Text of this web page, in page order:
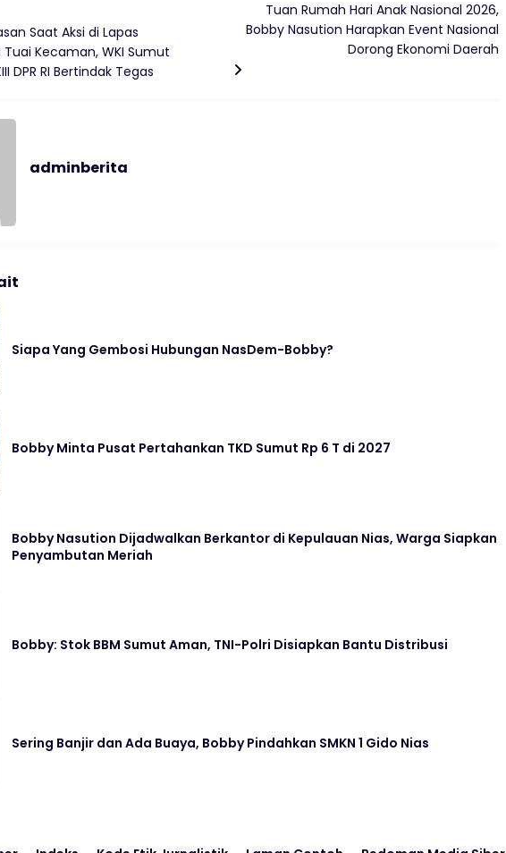
Saat Aksi di Lapas
Kecaman, WKI Sumut
DPR RI Bertindak Tegas
Tuan Rumah Hari Anak Nasional 2026,
Bobby Nasution Harapkan Event Nasional
Dorong Ekonomi Daerah
adminberita
Siapa Yang Gembosi Hubungan NasDem-Bobby?
Bobby Minta Pusat Pertahankan TKD Sumut Rp 6 T di 2027
Bobby Nasution Dijadwalkan Berkantor di Kepulauan Nias, Warga Siapkan
Penyambutan Meriah
Bobby: Stok BBM Sumut Aman, TNI-Polri Disiapkan Bantu Distribusi
Sering Banjir dan Ada Buaya, Bobby Pindahkan SMKN 1 Gido Nias